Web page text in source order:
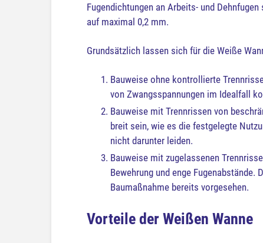
Fugendichtungen an Arbeits- und
auf maximal 0,2 mm.
Grundsätzlich lassen sich für die Weiße
Bauweise ohne kontrollierte
von Zwangsspannungen im Idealfall
Bauweise mit Trennrissen von
breit sein, wie es die festgelegte
nicht darunter leiden.
Bauweise mit zugelassenen
Bewehrung und enge
Baumaßnahme bereits vorgesehen.
Vorteile der Weißen Wanne